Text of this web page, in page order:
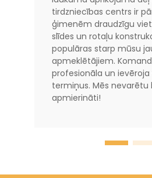
tirdzniecības centrs ir
ģimenēm draudzīgu
slīdes un rotaļu
populāras starp mūsu
apmeklētājiem.
profesionāla un ievēroja
termiņus. Mēs nevarētu
apmierināti!